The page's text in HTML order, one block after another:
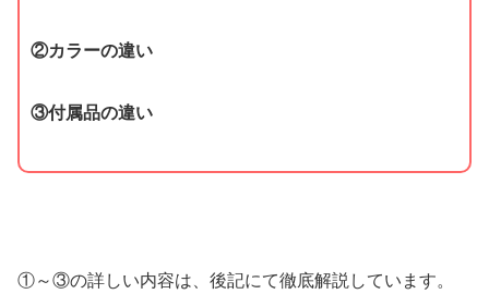
②カラーの違い
③付属品の違い
①～③の詳しい内容は、後記にて徹底解説しています。